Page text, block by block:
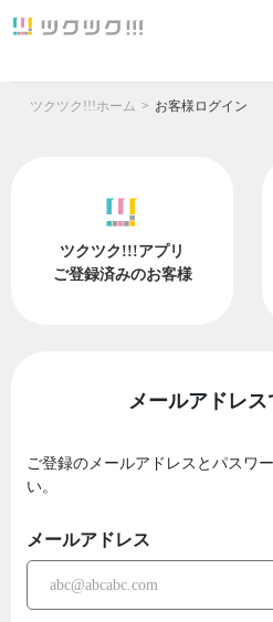
ツクツク!!!ホーム お客様ログイン
ツクツク!!!アプリ
ご登録済みのお客様
メールアドレ
ご登録のメールアドレスとパスワ
い。
メールアドレス